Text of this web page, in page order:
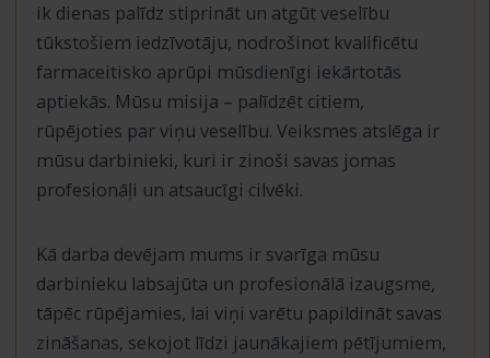
ik dienas palīdz stiprināt un atgūt veselību
tūkstošiem iedzīvotāju, nodrošinot kvalificētu
farmaceitisko aprūpi mūsdienīgi iekārtotās
aptiekās. Mūsu misija – palīdzēt citiem,
rūpējoties par viņu veselību. Veiksmes atslēga ir
mūsu darbinieki, kuri ir zinoši savas jomas
profesionāļi un atsaucīgi cilvēki.
Kā darba devējam mums ir svarīga mūsu
darbinieku labsajūta un profesionālā izaugsme,
tāpēc rūpējamies, lai viņi varētu papildināt savas
zināšanas, sekojot līdzi jaunākajiem pētījumiem,